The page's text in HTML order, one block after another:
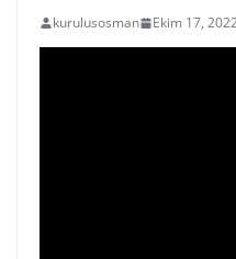
kurulusosman Ekim 17,